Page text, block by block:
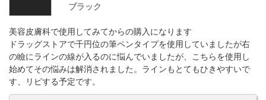
ブラック
美容皮膚科で使用してみてからの購入になります
ドラッグストアで千円位の筆ペンタイプを使用していましたが右
の瞼にラインの線が入るのに悩んでいましたが、こちらを使用し
始めてその悩みは解消されました。ラインもとてもひきやすいで
す、リピする予定です。